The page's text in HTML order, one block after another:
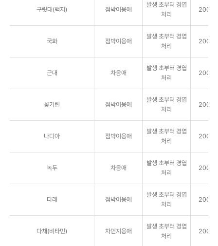
구릿대(백지) 점박이응애
발생 초부터 경엽
처리
2000
국화 점박이응애
발생 초부터 경엽
처리
2000
근대 차응애
발생 초부터 경엽
처리
2000
꽃기린 점박이응애
발생 초부터 경엽
처리
2000
나디아 점박이응애
발생 초부터 경엽
처리
2000
녹두 차응애
발생 초부터 경엽
처리
2000
다래 점박이응애
발생 초부터 경엽
처리
2000
다채(비타민) 차먼지응애
발생 초부터 경엽
처리
2000